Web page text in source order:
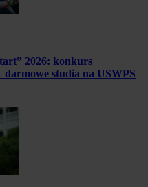
2026: konkurs
darmowe studia na USWPS